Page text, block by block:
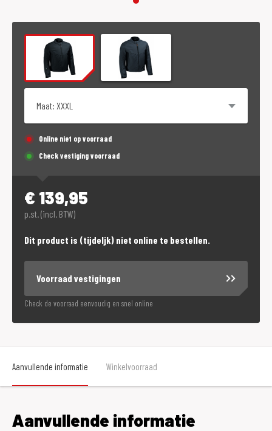
Online niet op voorraad
Check vestiging voorraad
€ 139,95
p.st. (incl. BTW)
Dit product is (tijdeljk) niet online te bestellen.
Voorraad vestigingen
Check de voorraad eenvoudig en snel online
Aanvullende informatie Winkelvoorraad
Aanvullende informatie